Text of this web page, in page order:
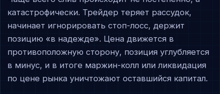
катастрофически. Трейдер теряет рассудок,
начинает игнорировать стоп-лосс, держит
позицию «в надежде». Цена движется в
противоположную сторону, позиция углубляется
в минус, и в итоге маржин-колл или ликвидация
по цене рынка уничтожают оставшийся капитал.